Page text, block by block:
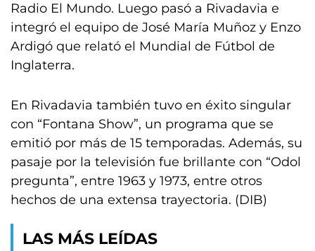
Radio El Mundo. Luego pasó a Rivadavia e
integró el equipo de José María Muñoz y Enzo
Ardigó que relató el Mundial de Fútbol de
Inglaterra.
En Rivadavia también tuvo en éxito singular
con “Fontana Show”, un programa que se
emitió por más de 15 temporadas. Además, su
pasaje por la televisión fue brillante con “Odol
pregunta”, entre 1963 y 1973, entre otros
hechos de una extensa trayectoria. (DIB)
LAS MÁS LEÍDAS